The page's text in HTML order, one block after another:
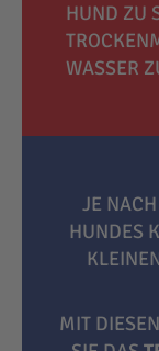
HUND ZU
WASSER
JE
HUNDES
MIT